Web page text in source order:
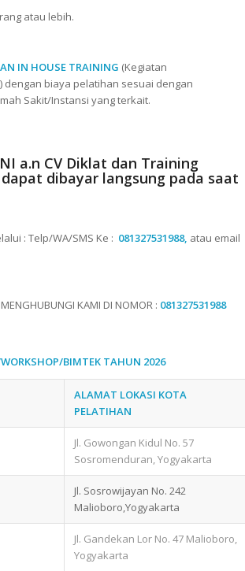
atau lebih.
IN HOUSE TRAINING (Kegiatan
dengan biaya pelatihan sesuai dengan
Sakit/Instansi yang terkait.
a.n CV Diklat dan Training
dibayar langsung pada saat
: Telp/WA/SMS Ke : 081327531988, atau email
KAMI DI NOMOR : 081327531988
BIMTEK TAHUN 2026
ALAMAT LOKASI KOTA
PELATIHAN
Jl. Gowongan Kidul No. 57
Sosromenduran, Yogyakarta
Jl. Sosrowijayan No. 242
Malioboro,Yogyakarta
Jl. Gandekan Lor No. 47 Malioboro,
Yogyakarta